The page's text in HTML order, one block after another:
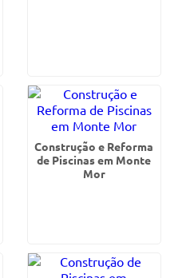
Construção e Reforma
de Piscinas em Monte
Mor